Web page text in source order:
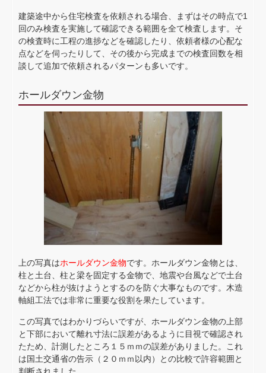
建築途中から住宅検査を依頼される場合、まずはその時点で1
回のみ検査を実施して確認できる範囲を全て検査します。そ
の検査時に工程の進捗などを確認したり、依頼者様の心配な
点などを伺ったりして、その後から完成までの検査回数を相
談して追加で依頼されるパターンも多いです。
ホールダウン金物
上の写真はホールダウン金物です。ホールダウン金物とは、
柱と土台、柱と梁を固定する金物で、地震や台風などで土台
などから柱が抜けようとするのを防ぐ大事なものです。木造
軸組工法では非常に重要な役割を果たしています。
この写真ではわかりづらいですが、ホールダウン金物の上部
と下部において離れ寸法に誤差があるように目視で確認され
たため、計測したところ１５ｍｍの誤差がありました。これ
は国土交通省の告示（２０ｍｍ以内）との比較で許容範囲と